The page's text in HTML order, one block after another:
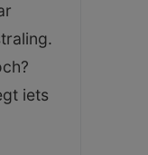
iets